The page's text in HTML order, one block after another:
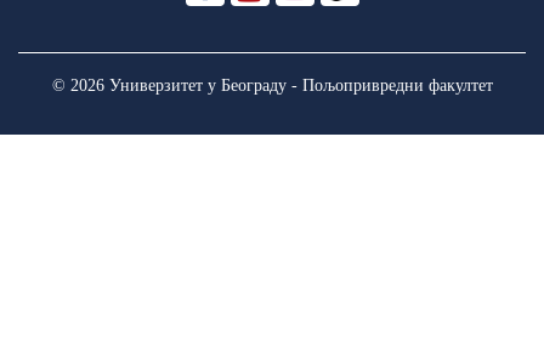
© 2026 Универзитет у Београду - Пољопривредни факултет